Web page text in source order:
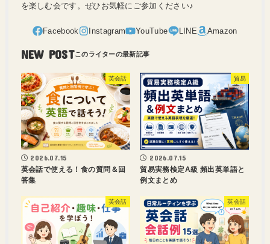
を楽しむ会です。ぜひお気軽にご参加ください♪
NEW POST
英会話
2026.07.15
英会話で使える！食の質問＆回
答集
貿易
2026.07.15
貿易実務検定A級 頻出英単語と
例文まとめ
英会話 英会話